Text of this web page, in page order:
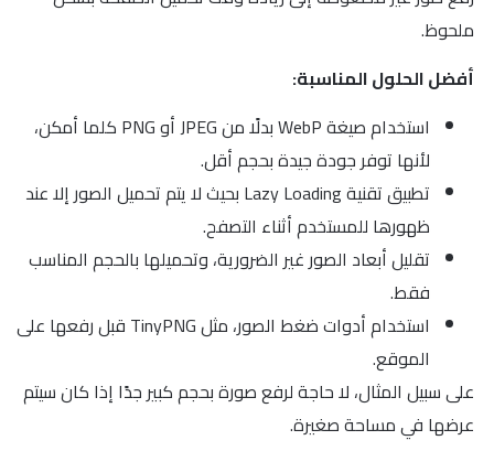
ملحوظ.
أفضل الحلول المناسبة:
استخدام صيغة WebP بدلًا من JPEG أو PNG كلما أمكن،
لأنها توفر جودة جيدة بحجم أقل.
تطبيق تقنية Lazy Loading بحيث لا يتم تحميل الصور إلا عند
ظهورها للمستخدم أثناء التصفح.
تقليل أبعاد الصور غير الضرورية، وتحميلها بالحجم المناسب
فقط.
استخدام أدوات ضغط الصور، مثل TinyPNG قبل رفعها على
الموقع.
على سبيل المثال، لا حاجة لرفع صورة بحجم كبير جدًا إذا كان سيتم
عرضها في مساحة صغيرة.